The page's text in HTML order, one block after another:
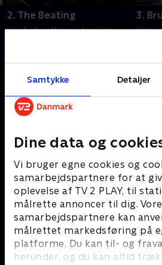
Samtykke Detaljer
Dine data og
Vi bruger egne cookies og
samarbejdspartnere for at
oplevelse af TV 2 PLAY, til
målrette annoncer til dig.
samarbejdspartnere kan
målrettet markedsføring på
platforme. Du kan til- og
herunder, og du kan altid
2. The Beating
Joe fortsætter sin træning
begynder at opbygge et
forhold til Aaliyah
30. oktober 2023 • 41 min
3.
Cruz
at få
6.
The Hunting Party